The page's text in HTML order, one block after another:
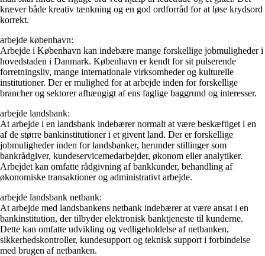
kræver både kreativ tænkning og en god ordforråd for at løse krydsord
korrekt.
arbejde københavn:
Arbejde i København kan indebære mange forskellige jobmuligheder i
hovedstaden i Danmark. København er kendt for sit pulserende
forretningsliv, mange internationale virksomheder og kulturelle
institutioner. Der er mulighed for at arbejde inden for forskellige
brancher og sektorer afhængigt af ens faglige baggrund og interesser.
arbejde landsbank:
At arbejde i en landsbank indebærer normalt at være beskæftiget i en
af de større bankinstitutioner i et givent land. Der er forskellige
jobmuligheder inden for landsbanker, herunder stillinger som
bankrådgiver, kundeservicemedarbejder, økonom eller analytiker.
Arbejdet kan omfatte rådgivning af bankkunder, behandling af
økonomiske transaktioner og administrativt arbejde.
arbejde landsbank netbank:
At arbejde med landsbankens netbank indebærer at være ansat i en
bankinstitution, der tilbyder elektronisk banktjeneste til kunderne.
Dette kan omfatte udvikling og vedligeholdelse af netbanken,
sikkerhedskontroller, kundesupport og teknisk support i forbindelse
med brugen af netbanken.